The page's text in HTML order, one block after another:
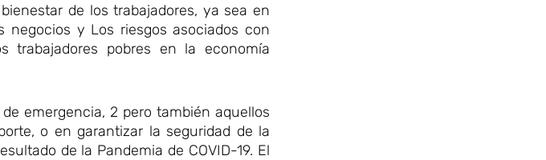
de los trabajadores, ya sea en
negocios y Los riesgos asociados con
trabajadores pobres en la economía
emergencia, 2 pero también aquellos
o en garantizar la seguridad de la
de la Pandemia de COVID-19. El